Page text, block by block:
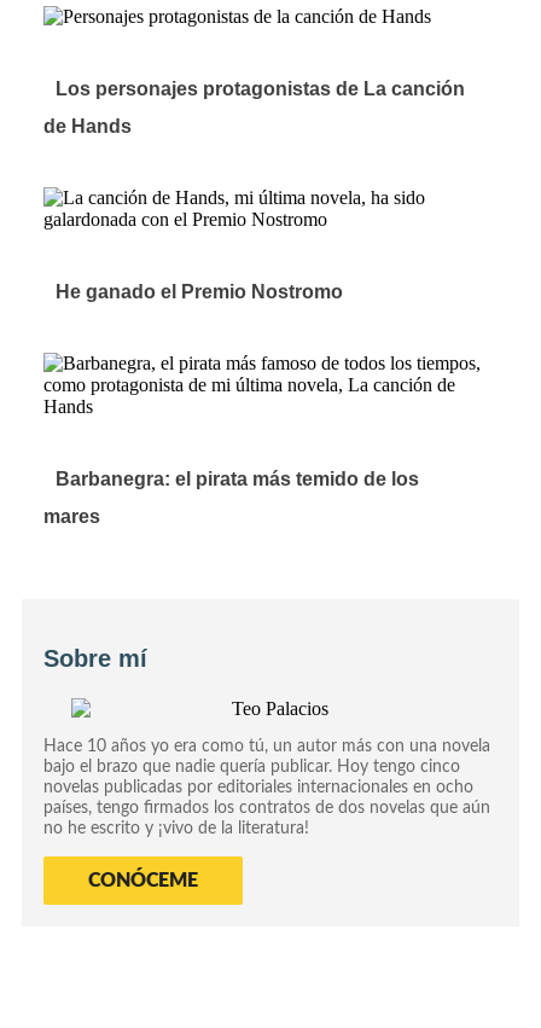
Los personajes protagonistas de La canción
de Hands
He ganado el Premio Nostromo
Barbanegra: el pirata más temido de los
mares
Sobre mí
Hace 10 años yo era como tú, un autor más con una novela
bajo el brazo que nadie quería publicar. Hoy tengo cinco
novelas publicadas por editoriales internacionales en ocho
países, tengo firmados los contratos de dos novelas que aún
no he escrito y ¡vivo de la literatura!
CONÓCEME